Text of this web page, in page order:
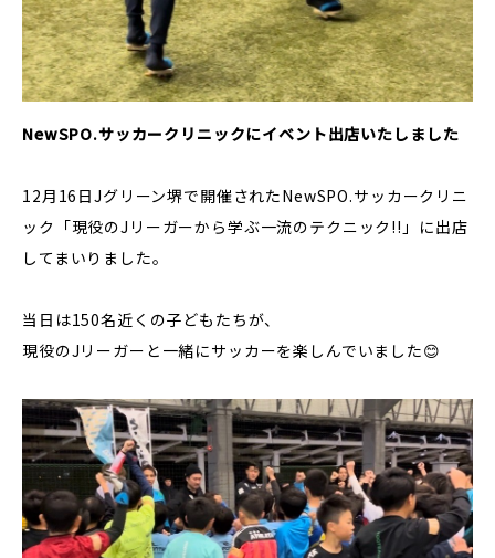
NewSPO.サッカークリニックにイベント出店いたしました
12月16日Jグリーン堺で開催されたNewSPO.サッカークリニ
ック「現役のJリーガーから学ぶ一流のテクニック!!」に出店
してまいりました。
当日は150名近くの子どもたちが、
現役のJリーガーと一緒にサッカーを楽しんでいました😊